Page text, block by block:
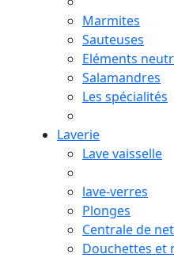
Marmites
Sauteuses
Eléments
Salamandres
Les spécialités
Laverie
Lave vaisselle
lave-verres
Plonges
Centrale de
Douchettes et